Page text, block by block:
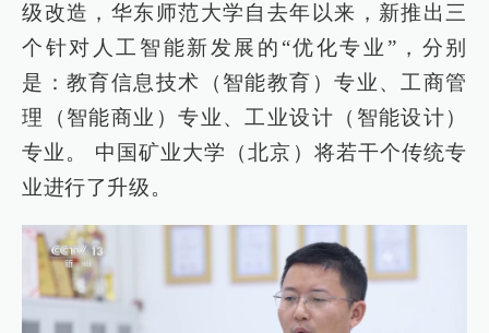
级改造，华东师范大学自去年以来，新推出三
个针对人工智能新发展的“优化专业”，分别
是：教育信息技术（智能教育）专业、工商管
理（智能商业）专业、工业设计（智能设计）
专业。 中国矿业大学（北京）将若干个传统专
业进行了升级。